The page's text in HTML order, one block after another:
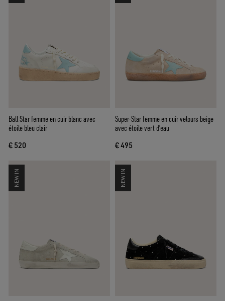
Ball Star femme en cuir blanc avec
étoile bleu clair
€ 520
Super-Star femme en cuir velours beige
avec étoile vert d’eau
€ 495
NEW IN NEW IN